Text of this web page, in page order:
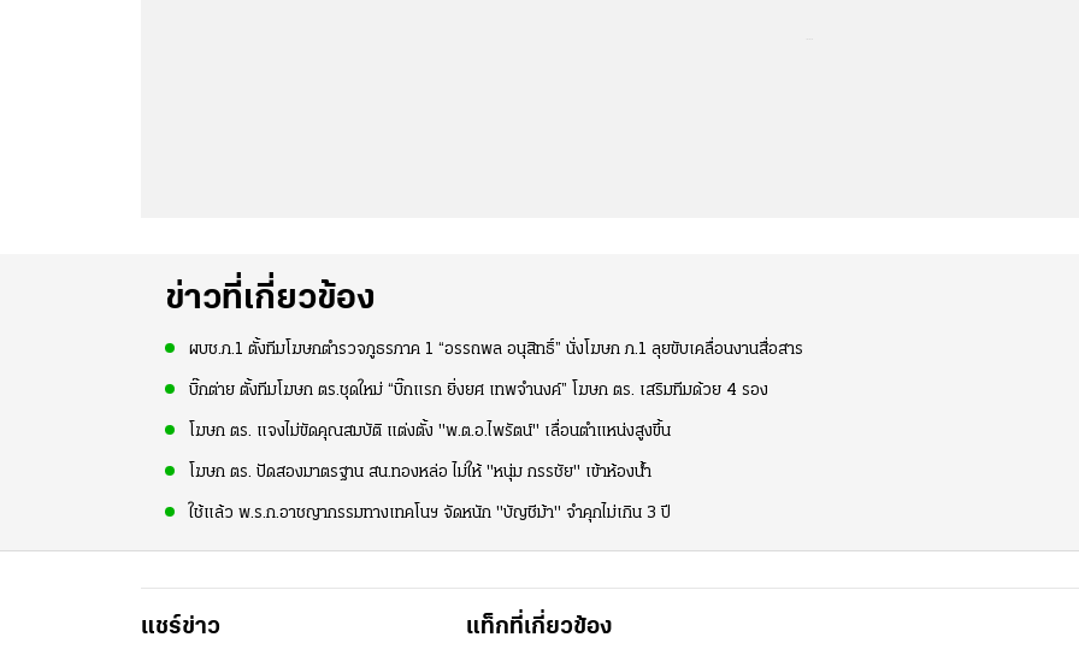
ข่าวที่เกี่ยวข้อง
ผบช.ภ.1 ตั้งทีมโฆษกตำรวจภูธรภาค 1 “อรรถพล อนุสิทธิ์” นั่งโฆษก ภ.1 ลุยขับเคลื่อนงานสื่อสาร
บิ๊กต่าย ตั้งทีมโฆษก ตร.ชุดใหม่ “บิ๊กแรก ยิ่งยศ เทพจำนงค์” โฆษก ตร. เสริมทีมด้วย 4 รอง
โฆษก ตร. แจงไม่ขัดคุณสมบัติ แต่งตั้ง "พ.ต.อ.ไพรัตน์" เลื่อนตำแหน่งสูงขึ้น
โฆษก ตร. ปัดสองมาตรฐาน สน.ทองหล่อ ไม่ให้ "หนุ่ม กรรชัย" เข้าห้องน้ำ
ใช้แล้ว พ.ร.ก.อาชญากรรมทางเทคโนฯ จัดหนัก "บัญชีม้า" จำคุกไม่เกิน 3 ปี
แชร์ข่าว แท็กที่เกี่ยวข้อง